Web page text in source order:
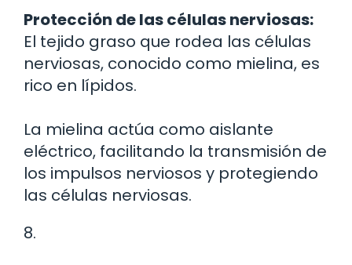
Protección de las células nerviosas:
El tejido graso que rodea las células
nerviosas, conocido como mielina, es
rico en lípidos.
La mielina actúa como aislante
eléctrico, facilitando la transmisión de
los impulsos nerviosos y protegiendo
las células nerviosas.
8.